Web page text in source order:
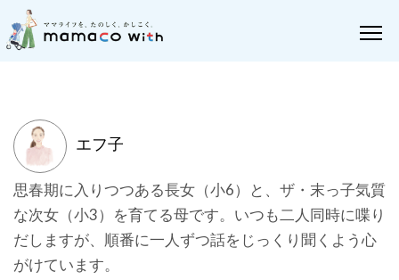
エフ子
思春期に入りつつある長女（小6）と、ザ・末っ子気質
な次女（小3）を育てる母です。いつも二人同時に喋り
だしますが、順番に一人ずつ話をじっくり聞くよう心
がけています。